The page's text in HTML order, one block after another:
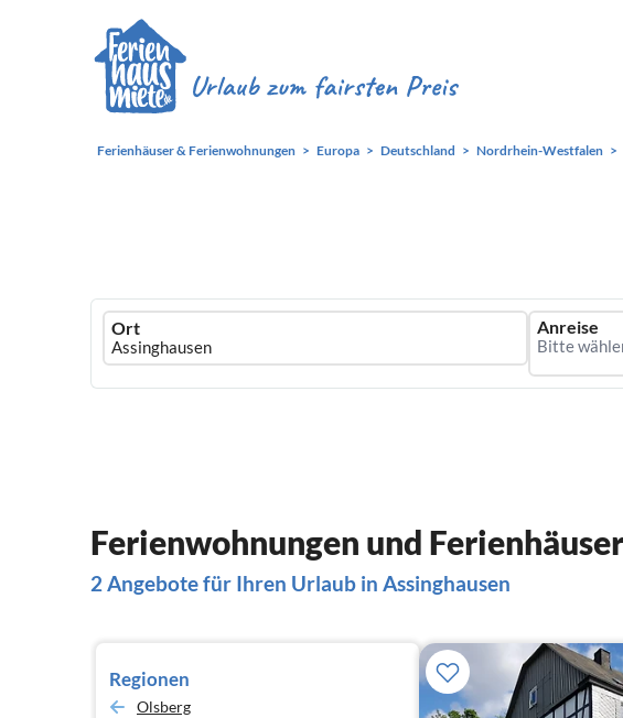
Ferienhäuser & Ferienwohnungen Europa Deutschland Nordrhein-Westfalen
Ferienhausmiete
logo
Ort Anreise
Ferienwohnungen und
2 Angebote für Ihren Urlaub in Assinghausen
Regionen
Olsberg